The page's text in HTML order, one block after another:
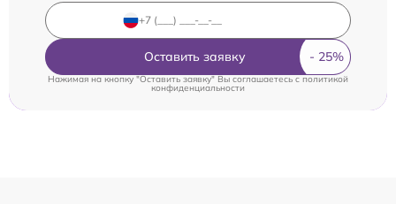
Оставить заявку
Нажимая на кнопку "Оставить заявку" Вы соглашаетесь cполитикой
конфиденциальности